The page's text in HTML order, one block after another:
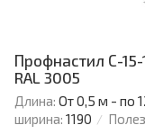
Профнастил С-
RAL 3005
Длина: От 0,5 м - по
ширина: 1190